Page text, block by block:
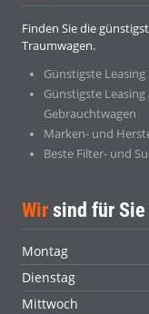
Finden Sie die
Traumwagen.
Günstigste Leasing
Günstigste
Gebrauchtwagen
Marken- und
Beste Filter- und
Wir sind für
Montag
Dienstag
Mittwoch